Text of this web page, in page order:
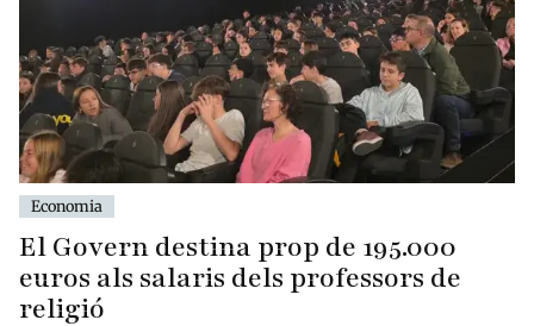
Economia
El Govern destina prop de 195.000
euros als salaris dels professors de
religió